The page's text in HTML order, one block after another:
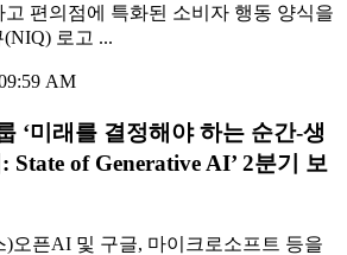
고 편의점에 특화된 소비자 행동 양식을
로고 ...
AM
‘미래를 결정해야 하는 순간-생
State of Generative AI’ 2분기 보
오픈AI 및 구글, 마이크로소프트 등을